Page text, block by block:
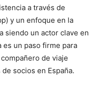
a través de
y un enfoque en la
siendo un actor clave en
es un paso firme para
de viaje
socios en España.